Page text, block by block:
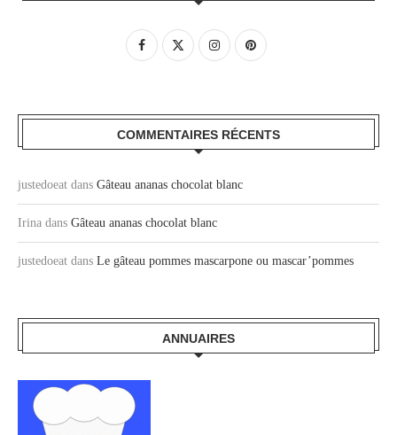
COMMENTAIRES RÉCENTS
justedoeat dans Gâteau ananas chocolat blanc
Irina dans Gâteau ananas chocolat blanc
justedoeat dans Le gâteau pommes mascarpone ou mascar’pommes
ANNUAIRES